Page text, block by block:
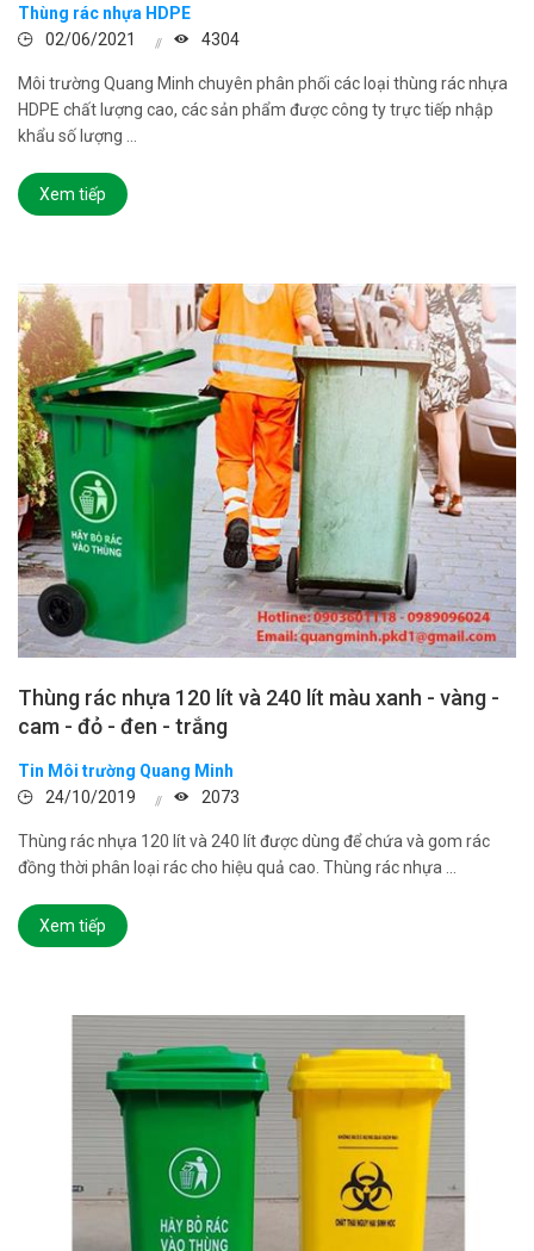
Thùng rác nhựa HDPE
02/06/2021
4304
Môi trường Quang Minh chuyên phân phối các loại thùng rác nhựa
HDPE chất lượng cao, các sản phẩm được công ty trực tiếp nhập
khẩu số lượng ...
Xem tiếp
Thùng rác nhựa 120 lít và 240 lít màu xanh - vàng -
cam - đỏ - đen - trắng
Tin Môi trường Quang Minh
24/10/2019
2073
Thùng rác nhựa 120 lít và 240 lít được dùng để chứa và gom rác
đồng thời phân loại rác cho hiệu quả cao. Thùng rác nhựa ...
Xem tiếp